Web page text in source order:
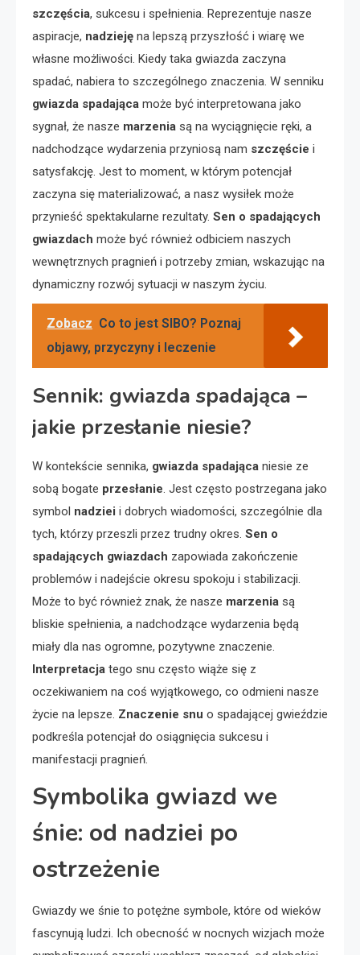
szczęścia, sukcesu i spełnienia. Reprezentuje nasze
aspiracje, nadzieję na lepszą przyszłość i wiarę we
własne możliwości. Kiedy taka gwiazda zaczyna
spadać, nabiera to szczególnego znaczenia. W senniku
gwiazda spadająca może być interpretowana jako
sygnał, że nasze marzenia są na wyciągnięcie ręki, a
nadchodzące wydarzenia przyniosą nam szczęście i
satysfakcję. Jest to moment, w którym potencjał
zaczyna się materializować, a nasz wysiłek może
przynieść spektakularne rezultaty. Sen o spadających
gwiazdach może być również odbiciem naszych
wewnętrznych pragnień i potrzeby zmian, wskazując na
dynamiczny rozwój sytuacji w naszym życiu.
Zobacz Co to jest SIBO? Poznaj
objawy, przyczyny i leczenie
Sennik: gwiazda spadająca –
jakie przesłanie niesie?
W kontekście sennika, gwiazda spadająca niesie ze
sobą bogate przesłanie. Jest często postrzegana jako
symbol nadziei i dobrych wiadomości, szczególnie dla
tych, którzy przeszli przez trudny okres. Sen o
spadających gwiazdach zapowiada zakończenie
problemów i nadejście okresu spokoju i stabilizacji.
Może to być również znak, że nasze marzenia są
bliskie spełnienia, a nadchodzące wydarzenia będą
miały dla nas ogromne, pozytywne znaczenie.
Interpretacja tego snu często wiąże się z
oczekiwaniem na coś wyjątkowego, co odmieni nasze
życie na lepsze. Znaczenie snu o spadającej gwieździe
podkreśla potencjał do osiągnięcia sukcesu i
manifestacji pragnień.
Symbolika gwiazd we
śnie: od nadziei po
ostrzeżenie
Gwiazdy we śnie to potężne symbole, które od wieków
fascynują ludzi. Ich obecność w nocnych wizjach może